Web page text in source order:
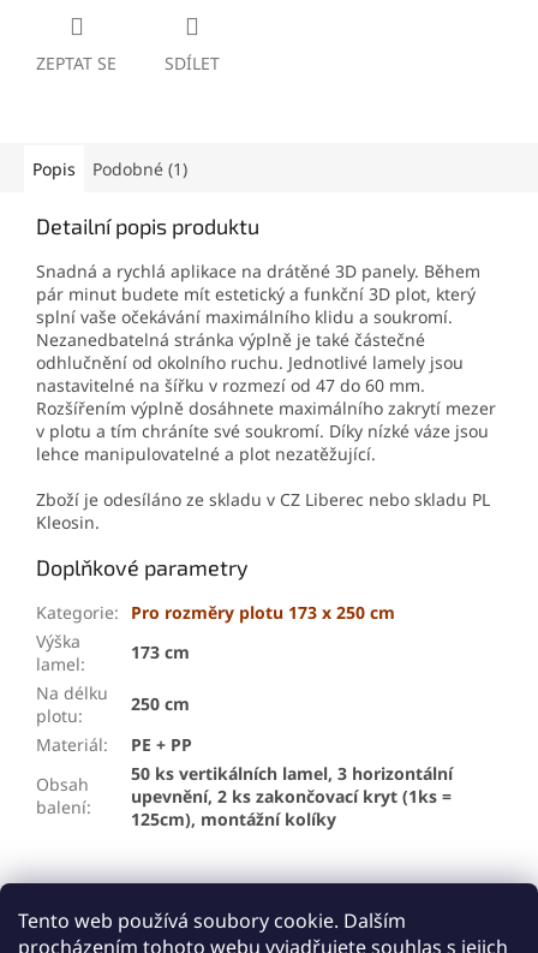
Tento web používá soubory cookie. Dalším
procházením tohoto webu vyjadřujete souhlas s jejich
ZEPTAT SE SDÍLET
Popis Podobné (1)
Detailní popis produktu
Snadná a rychlá aplikace na drátěné 3D panely. Během
pár minut budete mít estetický a funkční 3D plot, který
splní vaše očekávání maximálního klidu a soukromí.
Nezanedbatelná stránka výplně je také částečné
odhlučnění od okolního ruchu. Jednotlivé lamely jsou
nastavitelné na šířku v rozmezí od 47 do 60 mm.
Rozšířením výplně dosáhnete maximálního zakrytí mezer
v plotu a tím chráníte své soukromí. Díky nízké váze jsou
lehce manipulovatelné a plot nezatěžující.
Zboží je odesíláno ze skladu v CZ Liberec nebo skladu PL
Kleosin.
Doplňkové parametry
Kategorie:
Pro rozměry plotu 173 x 250 cm
Výška
lamel:
173 cm
Na délku
plotu:
250 cm
Materiál:
PE + PP
Obsah
balení:
50 ks vertikálních lamel, 3 horizontální
upevnění, 2 ks zakončovací kryt (1ks =
125cm), montážní kolíky
Z